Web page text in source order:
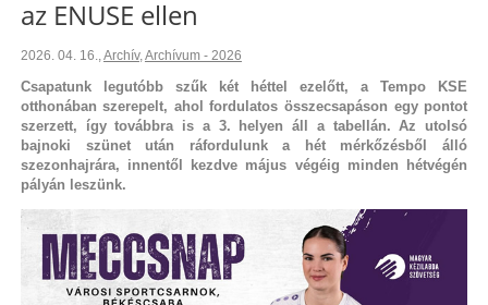
az ENUSE ellen
2026. 04. 16.,Archív,Archívum - 2026
Csapatunk legutóbb szűk két héttel ezelőtt, a Tempo KSE
otthonában szerepelt, ahol fordulatos összecsapáson egy pontot
szerzett, így továbbra is a 3. helyen áll a tabellán. Az utolsó
bajnoki szünet után ráfordulunk a hét mérkőzésből álló
szezonhajrára, innentől kezdve május végéig minden hétvégén
pályán leszünk.